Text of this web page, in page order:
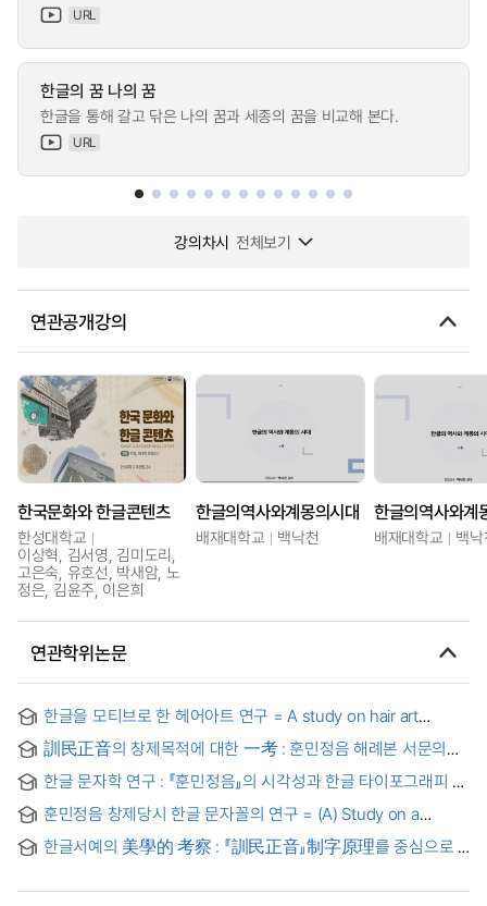
URL
한글의 꿈 나의 꿈
한글을 통해 갈고 닦은 나의 꿈과 세종의 꿈을 비교해 본다.
URL
강의차시 전체보기
연관공개강의
한국문화와 한글콘텐츠
한성대학교
이상혁, 김서영, 김미도리,
고은숙, 유호선, 박새암, 노
정은, 김윤주, 이은희
한글의역사와계몽의시대
배재대학교 백낙천
한글의역사와계
배재대학교 백
연관학위논문
한글을 모티브로 한 헤어아트 연구 = A study on hair art
having Hangeul(Korean letters) as its motive
訓民正音의 창제목적에 대한 一考 : 훈민정음 해례본 서문의
한글 문자학 연구 : 『훈민정음』의 시각성과 한글 타이포그래피 =
Hangul Typography
훈민정음 창제당시 한글 문자꼴의 연구 = (A) Study on a
direction of the typography of han geul
한글서예의 美學的 考察 : 『訓民正音』制字原理를 중심으로 =